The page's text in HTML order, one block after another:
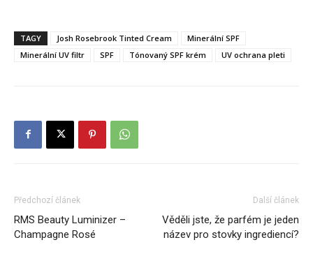
TAGY Josh Rosebrook Tinted Cream
Minerální SPF
Minerální UV filtr
SPF Tónovaný SPF krém UV ochrana pleti
Předchozí článek
RMS Beauty Luminizer –
Champagne Rosé
Další článek
Věděli jste, že parfém je jeden
název pro stovky ingrediencí?